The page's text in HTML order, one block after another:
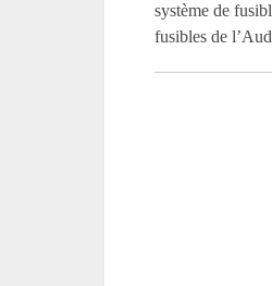
système de
fusibles de